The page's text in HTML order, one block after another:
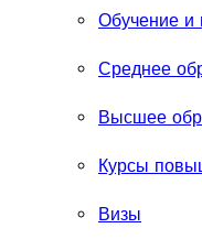
Обучение и
Среднее
Высшее
Курсы
Визы